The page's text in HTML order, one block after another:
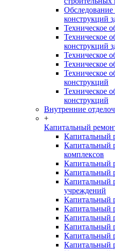
Обследование
конструкций
Техническое
Техническое
конструкций
Техническое
Техническое
Техническое
конструкций
Техническое
конструкций
Внутренние
+
Капитальный
Капитальный
Капитальный
комплексов
Капитальный
Капитальный
Капитальный
учреждений
Капитальный
Капитальный
Капитальный
Капитальный
Капитальный
Капитальный